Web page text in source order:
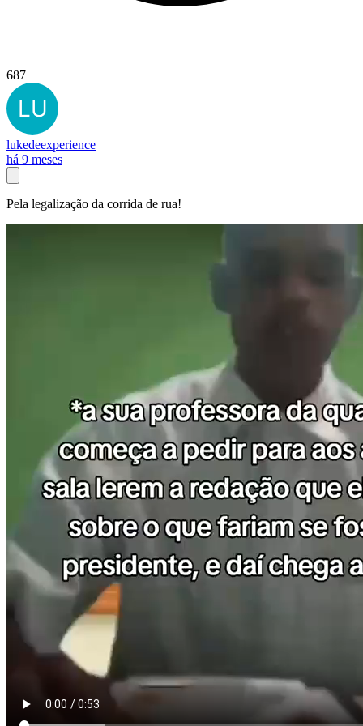
687
lukedeexperience
há 9 meses
Pela legalização da corrida de rua!